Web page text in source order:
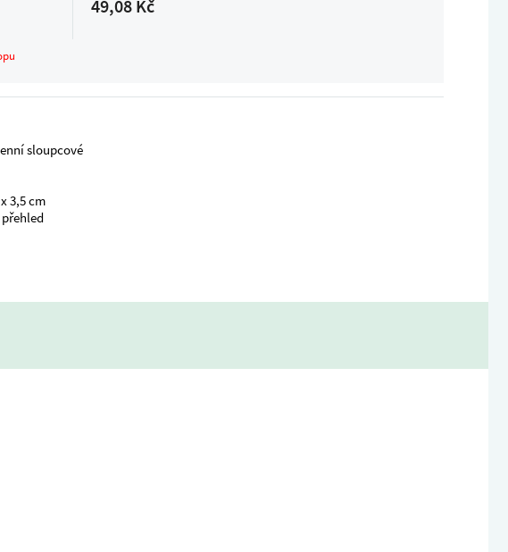
49,08 Kč
sloupcové
3,5 cm